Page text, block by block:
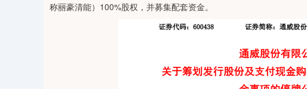
称丽豪清能）100%股权，并募集配套资金。